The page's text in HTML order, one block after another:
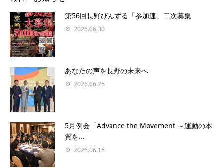
第56回長野びんずる「参加連」二次募集
2026.06.30
あなたの声を⻑野の未来へ
2026.06.25
5月例会「Advance the Movement ～運動の本
質を...
2026.06.16